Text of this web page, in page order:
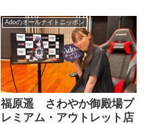
ました。
Adoのオールナイトニッポン
福原遥 さわやか御殿場プ
レミアム・アウトレット店